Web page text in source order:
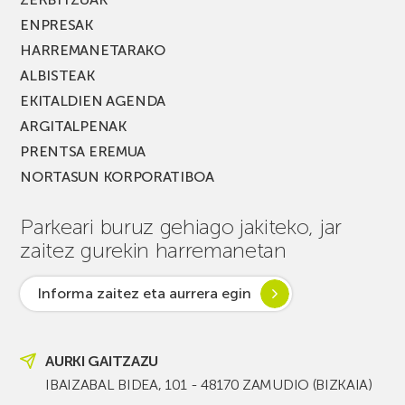
ENPRESAK
HARREMANETARAKO
ALBISTEAK
EKITALDIEN AGENDA
ARGITALPENAK
PRENTSA EREMUA
NORTASUN KORPORATIBOA
Parkeari buruz gehiago jakiteko, jar
zaitez gurekin harremanetan
Informa zaitez eta aurrera egin
AURKI GAITZAZU
IBAIZABAL BIDEA, 101 - 48170 ZAMUDIO (BIZKAIA)